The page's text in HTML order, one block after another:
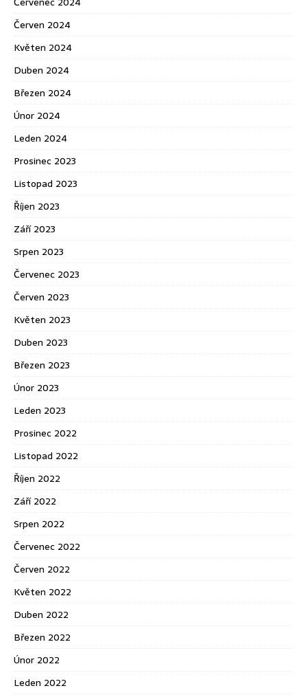
Červen 2024
Květen 2024
Duben 2024
Březen 2024
Únor 2024
Leden 2024
Prosinec 2023
Listopad 2023
Říjen 2023
Září 2023
Srpen 2023
Červenec 2023
Červen 2023
Květen 2023
Duben 2023
Březen 2023
Únor 2023
Leden 2023
Prosinec 2022
Listopad 2022
Říjen 2022
Září 2022
Srpen 2022
Červenec 2022
Červen 2022
Květen 2022
Duben 2022
Březen 2022
Únor 2022
Leden 2022